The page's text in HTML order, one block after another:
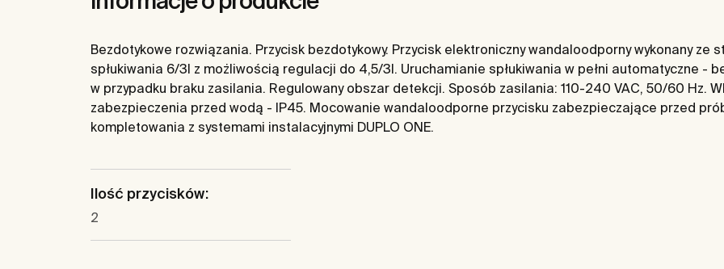
Bezdotykowe rozwiązania. Przycisk bezdotykowy. Przycisk elektroniczny wandaloodporny wykonany ze
spłukiwania 6/3l z możliwością regulacji do 4,5/3l. Uruchamianie spłukiwania w pełni automatyczne -
w przypadku braku zasilania. Regulowany obszar detekcji. Sposób zasilania: 110-240 VAC, 50/60 Hz.
zabezpieczenia przed wodą - IP45. Mocowanie wandaloodporne przycisku zabezpieczające przed
kompletowania z systemami instalacyjnymi DUPLO ONE.
Ilość przycisków:
2